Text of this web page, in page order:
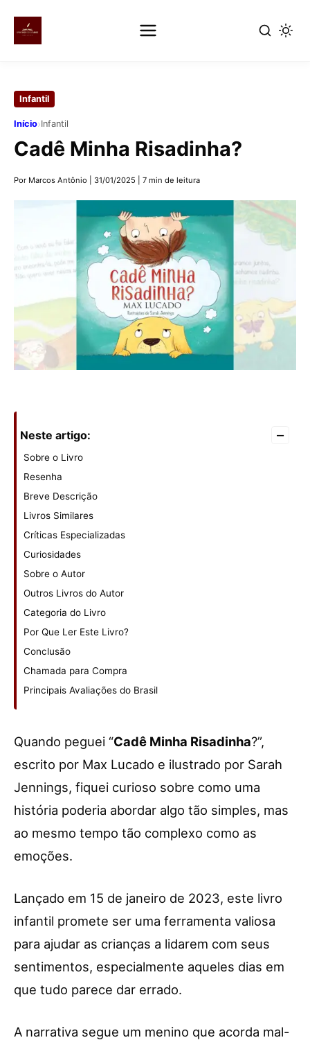
conteúdo
principal
Infantil
Início›Infantil
Cadê Minha Risadinha?
Por Marcos Antônio 31/01/2025 7 min de leitura
Neste artigo: –
Sobre o Livro
Resenha
Breve Descrição
Livros Similares
Críticas Especializadas
Curiosidades
Sobre o Autor
Outros Livros do Autor
Categoria do Livro
Por Que Ler Este Livro?
Conclusão
Chamada para Compra
Principais Avaliações do Brasil
Quando peguei “Cadê Minha Risadinha?”,
escrito por Max Lucado e ilustrado por Sarah
Jennings, fiquei curioso sobre como uma
história poderia abordar algo tão simples, mas
ao mesmo tempo tão complexo como as
emoções.
Lançado em 15 de janeiro de 2023, este livro
infantil promete ser uma ferramenta valiosa
para ajudar as crianças a lidarem com seus
sentimentos, especialmente aqueles dias em
que tudo parece dar errado.
A narrativa segue um menino que acorda mal-